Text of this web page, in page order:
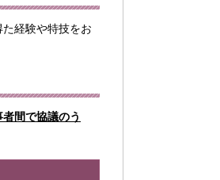
経験や特技をお
間で協議のう